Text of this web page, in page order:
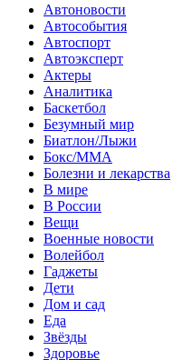
Автоновости
Автособытия
Автоспорт
Автоэксперт
Актеры
Аналитика
Баскетбол
Безумный мир
Биатлон/Лыжи
Бокс/MMA
Болезни и лекарства
В мире
В России
Вещи
Военные новости
Волейбол
Гаджеты
Дети
Дом и сад
Еда
Звёзды
Здоровье